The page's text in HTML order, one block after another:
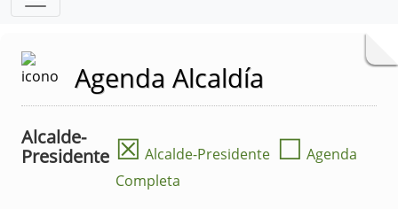
Agenda Alcaldía
Alcalde-
Presidente ☒ Alcalde-Presidente ☐ Agenda
Completa